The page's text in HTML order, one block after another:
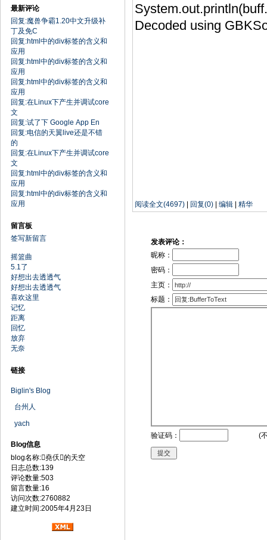
最新评论
回复:魔兽争霸1.20中文升级补
丁及免C
回复:html中的div标签的含义和
应用
回复:html中的div标签的含义和
应用
回复:html中的div标签的含义和
应用
回复:在Linux下产生并调试core
文
回复:试了下 Google App En
回复:电信的天翼live还是不错
的
回复:在Linux下产生并调试core
文
回复:html中的div标签的含义和
应用
回复:html中的div标签的含义和
应用
留言板
签写新留言
摇篮曲
5.1了
好想出去透透气
好想出去透透气
喜欢这里
记忆
距离
回忆
放弃
无奈
链接
Biglin's Blog
台州人
yach
Blog信息
blog名称:堯仸的天空
日志总数:139
评论数量:503
留言数量:16
访问次数:2760882
建立时间:2005年4月23日
Decoded using
阅读全文(4697) 回复(0) 编辑 精华
发表评论：
昵称：
密码：
主页：
标题：
验证码： (